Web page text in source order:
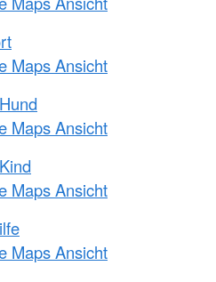
Maps Ansicht
Maps Ansicht
Maps Ansicht
Maps Ansicht